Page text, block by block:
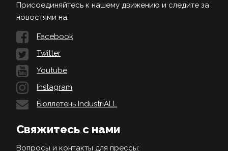
Присоединяйтесь к нашему движению и следите за
новостями на:
Facebook
Twitter
Youtube
Instagram
Бюллетень IndustriALL
Свяжитесь с нами
Вопросы и контакты для прессы: